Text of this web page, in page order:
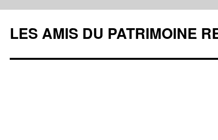
LES AMIS DU PATRIMOINE